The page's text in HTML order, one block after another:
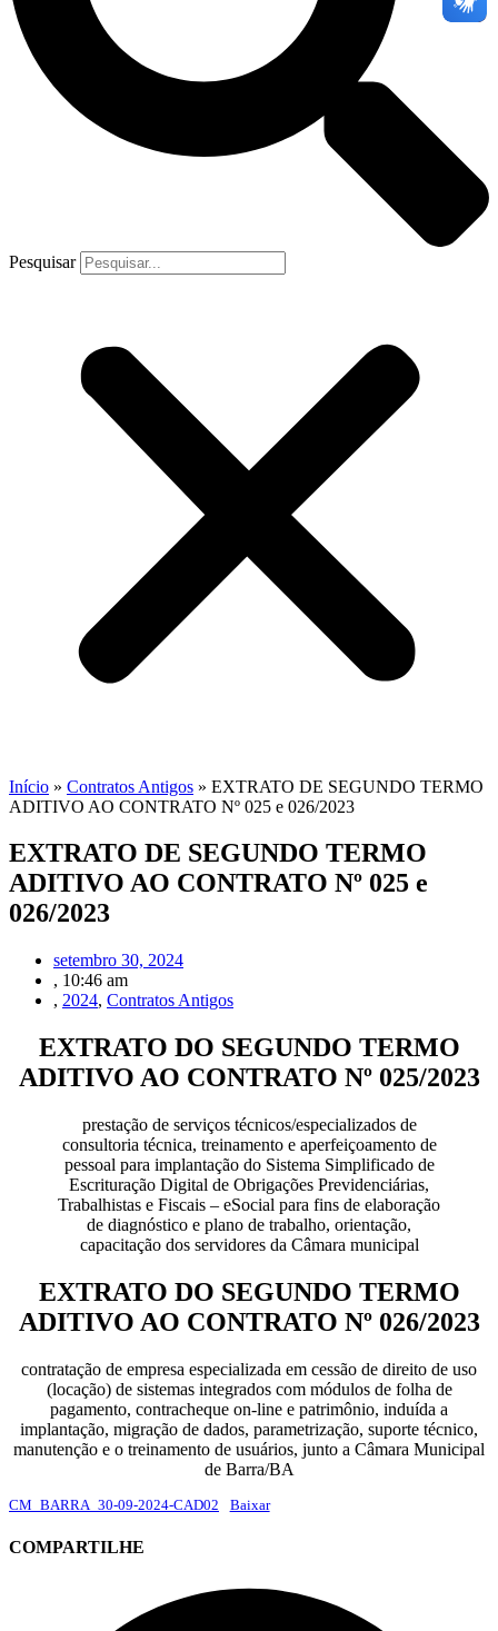
Pesquisar
Início » Contratos Antigos » EXTRATO DE SEGUNDO TERMO
ADITIVO AO CONTRATO Nº 025 e 026/2023
EXTRATO DE SEGUNDO TERMO
ADITIVO AO CONTRATO Nº 025 e
026/2023
setembro 30, 2024
, 10:46 am
, 2024, Contratos Antigos
EXTRATO DO SEGUNDO TERMO
ADITIVO AO CONTRATO Nº 025/2023
prestação de serviços técnicos/especializados de
consultoria técnica, treinamento e aperfeiçoamento de
pessoal para implantação do Sistema Simplificado de
Escrituração Digital de Obrigações Previdenciárias,
Trabalhistas e Fiscais – eSocial para fins de elaboração
de diagnóstico e plano de trabalho, orientação,
capacitação dos servidores da Câmara municipal
EXTRATO DO SEGUNDO TERMO
ADITIVO AO CONTRATO Nº 026/2023
contratação de empresa especializada em cessão de direito de uso
(locação) de sistemas integrados com módulos de folha de
pagamento, contracheque on-line e patrimônio, induída a
implantação, migração de dados, parametrização, suporte técnico,
manutenção e o treinamento de usuários, junto a Câmara Municipal
de Barra/BA
CM_BARRA_30-09-2024-CAD02 Baixar
COMPARTILHE